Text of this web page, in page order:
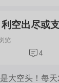
空出尽或
览
4
大空头！每天